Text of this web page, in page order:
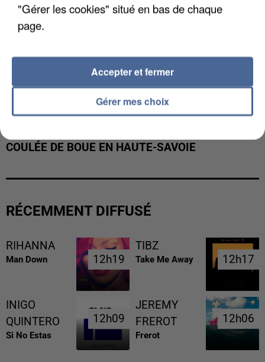
COULÉE DE BOUE EN HAUTE-SAVOIE
RÉCEMMENT DIFFUSÉ
RIHANNA
Man Down 12h19
12h19
TIBZ
Take Me Away 12h17
12h17
INIGO
QUINTERO
Si No Estas
12h09
12h09
JEREMY
FREROT
Frerot
12h06
12h06
"Gérer les cookies" situé en bas de chaque
page.
Gérer mes choix
Accepter et fermer